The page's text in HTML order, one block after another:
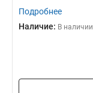
Подробнее
Наличие: В наличии